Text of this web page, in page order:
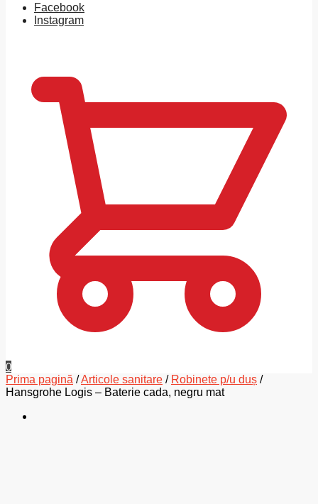
Facebook
Instagram
0
Prima pagină /Articole sanitare / Robinete p/u duș /
Hansgrohe Logis – Baterie cada, negru mat